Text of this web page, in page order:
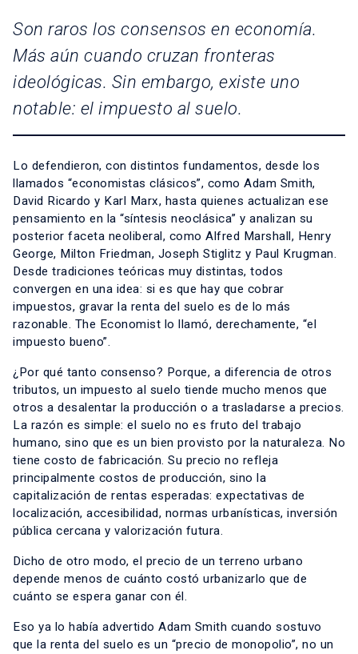
Son raros los consensos en economía.
Más aún cuando cruzan fronteras
ideológicas. Sin embargo, existe uno
notable: el impuesto al suelo.
Lo defendieron, con distintos fundamentos, desde los
llamados “economistas clásicos”, como Adam Smith,
David Ricardo y Karl Marx, hasta quienes actualizan ese
pensamiento en la “síntesis neoclásica” y analizan su
posterior faceta neoliberal, como Alfred Marshall, Henry
George, Milton Friedman, Joseph Stiglitz y Paul Krugman.
Desde tradiciones teóricas muy distintas, todos
convergen en una idea: si es que hay que cobrar
impuestos, gravar la renta del suelo es de lo más
razonable. The Economist lo llamó, derechamente, “el
impuesto bueno”.
¿Por qué tanto consenso? Porque, a diferencia de otros
tributos, un impuesto al suelo tiende mucho menos que
otros a desalentar la producción o a trasladarse a precios.
La razón es simple: el suelo no es fruto del trabajo
humano, sino que es un bien provisto por la naturaleza. No
tiene costo de fabricación. Su precio no refleja
principalmente costos de producción, sino la
capitalización de rentas esperadas: expectativas de
localización, accesibilidad, normas urbanísticas, inversión
pública cercana y valorización futura.
Dicho de otro modo, el precio de un terreno urbano
depende menos de cuánto costó urbanizarlo que de
cuánto se espera ganar con él.
Eso ya lo había advertido Adam Smith cuando sostuvo
que la renta del suelo es un “precio de monopolio”, no un